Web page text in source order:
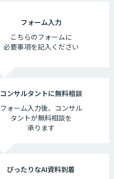
フォーム入力
こちらのフォームに
必要事項を記入ください
コンサルタントに無料相談
フォーム入力後、 コンサル
タントが無料相談を
承ります
ぴったりなAI資料到着